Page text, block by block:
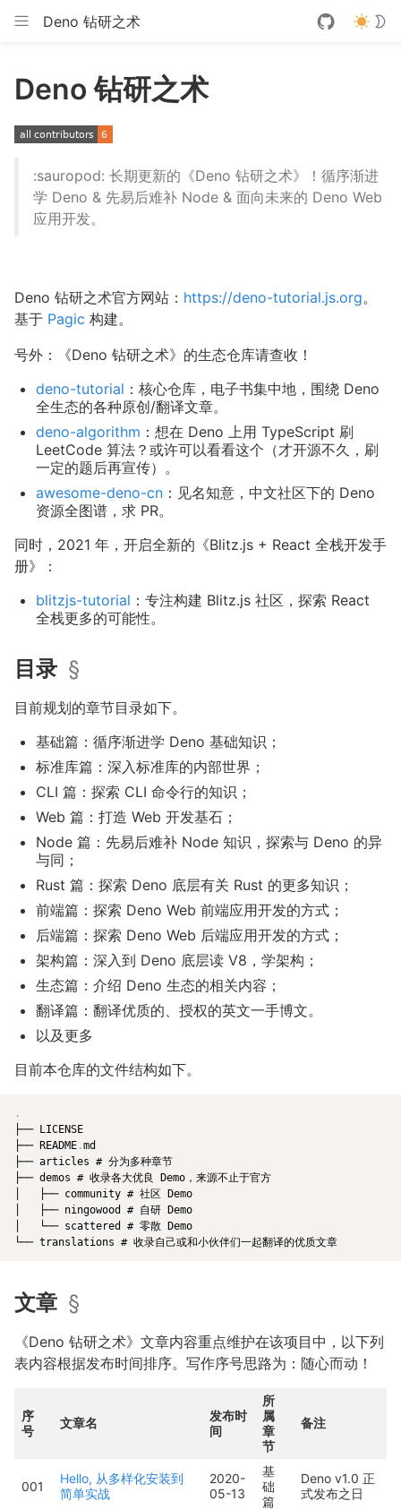
Deno 钻研之术
Deno 钻研之术
:sauropod: 长期更新的《Deno 钻研之术》！循序渐进
学 Deno & 先易后难补 Node & 面向未来的 Deno Web
应用开发。
Deno 钻研之术官方网站： https://deno-tutorial.js.org。
基于 Pagic 构建。
号外：《Deno 钻研之术》的生态仓库请查收！
deno-tutorial ：核心仓库，电子书集中地，围绕 Deno
全生态的各种原创/翻译文章。
deno-algorithm ：想在 Deno 上用 TypeScript 刷
LeetCode 算法？或许可以看看这个（才开源不久，刷
一定的题后再宣传）。
awesome-deno-cn ：见名知意，中文社区下的 Deno
资源全图谱，求 PR。
同时，2021 年，开启全新的《Blitz.js + React 全栈开发手
册》：
blitzjs-tutorial ：专注构建 Blitz.js 社区，探索 React
全栈更多的可能性。
目录 §
目前规划的章节目录如下。
基础篇：循序渐进学 Deno 基础知识；
标准库篇：深入标准库的内部世界；
CLI 篇：探索 CLI 命令行的知识；
Web 篇：打造 Web 开发基石；
Node 篇：先易后难补 Node 知识，探索与 Deno 的异
与同；
Rust 篇：探索 Deno 底层有关 Rust 的更多知识；
前端篇：探索 Deno Web 前端应用开发的方式；
后端篇：探索 Deno Web 后端应用开发的方式；
架构篇：深入到 Deno 底层读 V8，学架构；
生态篇：介绍 Deno 生态的相关内容；
翻译篇：翻译优质的、授权的英文一手博文。
以及更多
目前本仓库的文件结构如下。
.
├── LICENSE
├── README .md
├── articles # 分为多种章节
├── demos # 收录各大优良 Demo，来源不止于官方
│   ├── community # 社区 Demo
│   ├── ningowood # 自研 Demo
│   └── scattered # 零散 Demo
文章 §
《Deno 钻研之术》文章内容重点维护在该项目中，以下列
表内容根据发布时间排序。写作序号思路为：随心而动！
序
号
文章名
发布时
间
所
属
章
节
备注
001
Hello, 从多样化安装到
简单实战
2020-
05-13
基
础
篇
Deno v1.0 正
式发布之日